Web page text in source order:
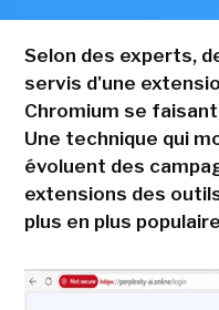
Selon des experts,
servis d'une
Chromium se
Une technique qui
évoluent des
extensions des
plus en plus